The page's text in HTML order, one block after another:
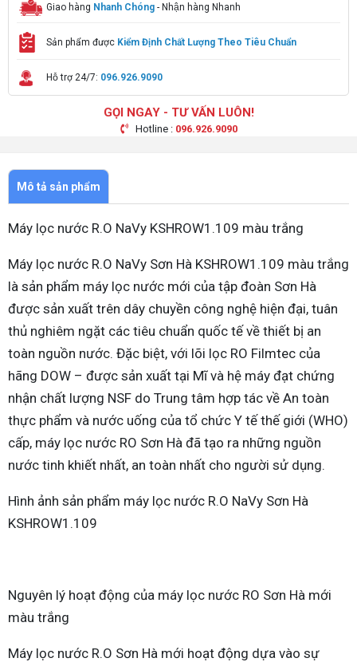
Giao hàng Nhanh Chóng - Nhận hàng Nhanh
Sản phẩm được Kiểm Định Chất Lượng Theo Tiêu Chuẩn
Hỗ trợ 24/7: 096.926.9090
GỌI NGAY - TƯ VẤN LUÔN!
Hotline : 096.926.9090
Mô tả sản phẩm
Máy lọc nước R.O NaVy KSHROW1.109 màu trắng
Máy lọc nước R.O NaVy Sơn Hà KSHROW1.109 màu trắng
là sản phẩm máy lọc nước mới của tập đoàn Sơn Hà
được sản xuất trên dây chuyền công nghệ hiện đại, tuân
thủ nghiêm ngặt các tiêu chuẩn quốc tế về thiết bị an
toàn nguồn nước. Đặc biệt, với lõi lọc RO Filmtec của
hãng DOW – được sản xuất tại Mĩ và hệ máy đạt chứng
nhận chất lượng NSF do Trung tâm hợp tác về An toàn
thực phẩm và nước uống của tổ chức Y tế thế giới (WHO)
cấp, máy lọc nước RO Sơn Hà đã tạo ra những nguồn
nước tinh khiết nhất, an toàn nhất cho người sử dụng.
Hình ảnh sản phẩm máy lọc nước R.O NaVy Sơn Hà
KSHROW1.109
Nguyên lý hoạt động của máy lọc nước RO Sơn Hà mới
màu trắng
Máy lọc nước R.O Sơn Hà mới hoạt động dựa vào sự